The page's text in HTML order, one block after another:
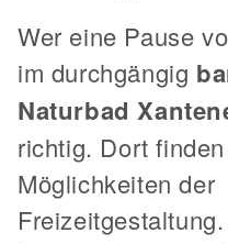
Wer eine Pause
im durchgängig
Naturbad
richtig. Dort
Möglichkeiten der